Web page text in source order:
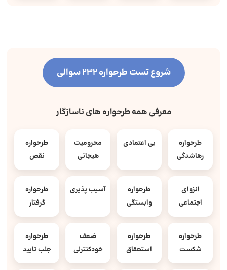
شروع تست طرحواره 232 سوالی
معرفی همه طرحواره های ناسازگار
طرحواره
رهاشدگی
بی اعتمادی
محرومیت
هیجانی
طرحواره
نقص
انزوای
اجتماعی
طرحواره
وابستگی
آسیب پذیری
طرحواره
گرفتار
طرحواره
شکست
طرحواره
استحقاق
ضعف
خودکنترلی
طرحواره
جلب تایید